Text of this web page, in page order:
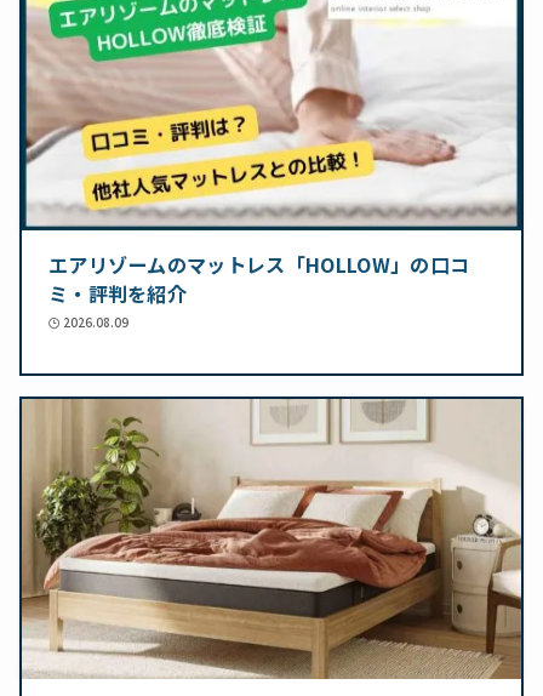
エアリゾームのマットレス「HOLLOW」の口コ
ミ・評判を紹介
2026.08.09